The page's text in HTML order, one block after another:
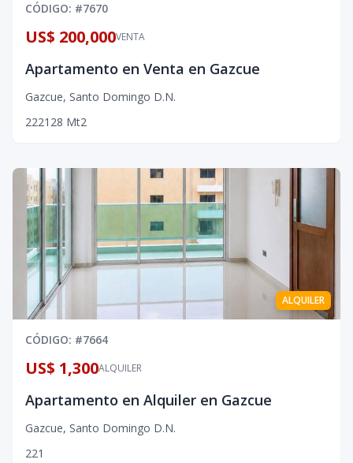
CÓDIGO: #7670
VENTA
US$ 200,000
Apartamento en Venta en Gazcue
Gazcue, Santo Domingo D.N.
222128 Mt2
ALQUILER
CÓDIGO: #7664
ALQUILER
US$ 1,300
Apartamento en Alquiler en Gazcue
Gazcue, Santo Domingo D.N.
221